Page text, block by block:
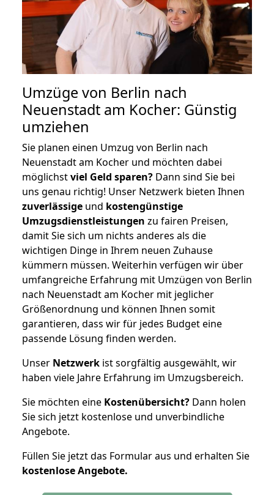
Umzüge von Berlin nach
Neuenstadt am Kocher: Günstig
umziehen
Sie planen einen Umzug von Berlin nach
Neuenstadt am Kocher und möchten dabei
möglichstviel Geld sparen? Dann sind Sie bei
uns genau richtig! Unser Netzwerk bieten Ihnen
zuverlässige und kostengünstige
Umzugsdienstleistungen zu fairen Preisen,
damit Sie sich um nichts anderes als die
wichtigen Dinge in Ihrem neuen Zuhause
kümmern müssen. Weiterhin verfügen wir über
umfangreiche Erfahrung mit Umzügen von Berlin
nach Neuenstadt am Kocher mit jeglicher
Größenordnung und können Ihnen somit
garantieren, dass wir für jedes Budget eine
passende Lösung finden werden.
Unser Netzwerk ist sorgfältig ausgewählt, wir
haben viele Jahre Erfahrung im Umzugsbereich.
Sie möchten eine Kostenübersicht? Dann holen
Sie sich jetzt kostenlose und unverbindliche
Angebote.
Füllen Sie jetzt das Formular aus und erhalten Sie
kostenloseAngebote.